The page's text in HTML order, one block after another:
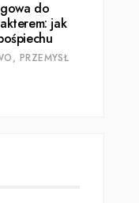
do
jak
PRZEMYSŁ